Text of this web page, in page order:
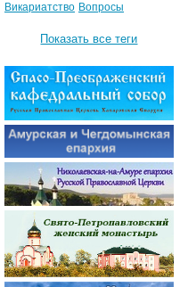
Викариатство Вопросы
Показать все теги